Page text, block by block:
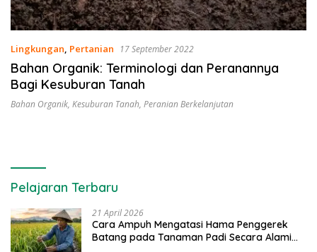
Lingkungan, Pertanian 17 September 2022
Bahan Organik: Terminologi dan Peranannya
Bagi Kesuburan Tanah
Bahan Organik, Kesuburan Tanah, Peranian Berkelanjutan
Pelajaran Terbaru
21 April 2026
Cara Ampuh Mengatasi Hama Penggerek
Batang pada Tanaman Padi Secara Alami